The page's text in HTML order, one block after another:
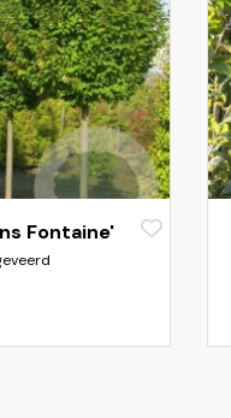
Fontaine'